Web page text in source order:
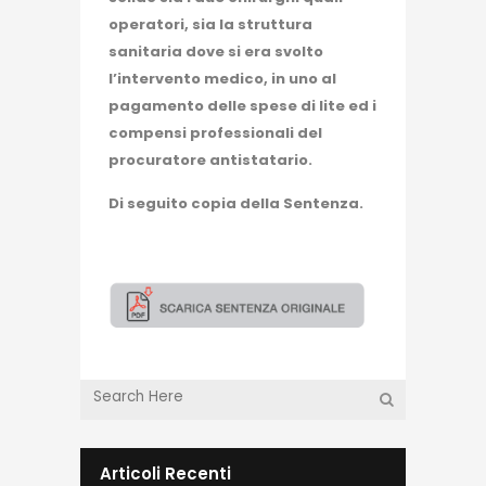
operatori, sia la struttura
sanitaria dove si era svolto
l’intervento medico, in uno al
pagamento delle spese di lite ed i
compensi professionali del
procuratore antistatario.
Di seguito copia della Sentenza.
Articoli Recenti